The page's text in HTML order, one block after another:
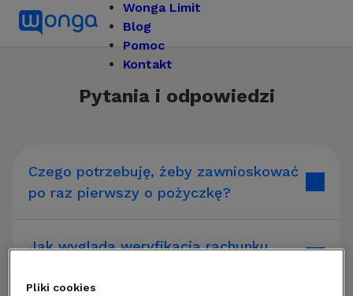
Wonga Limit
Blog
Pomoc
Kontakt
Pytania i odpowiedzi
Czego potrzebuję, żeby zawnioskować
po raz pierwszy o pożyczkę?
Jak wygląda weryfikacja rachunku
Pliki cookies